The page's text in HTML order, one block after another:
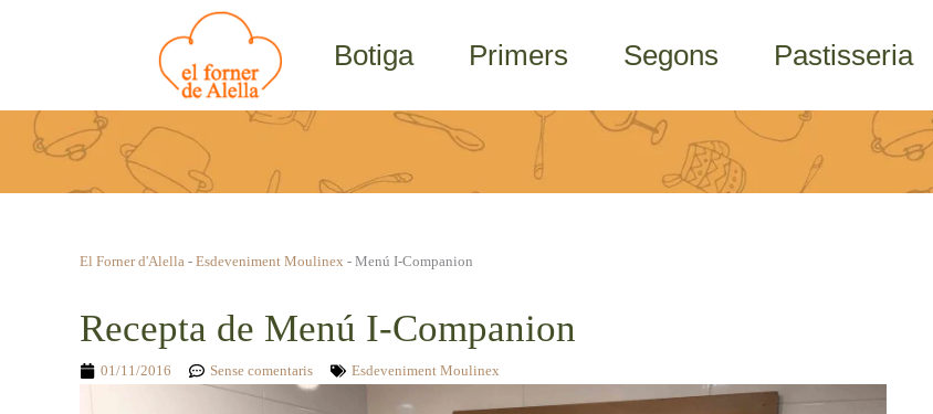
Botiga Primers Segons Pastisseria
El Forner d'Alella - Esdeveniment Moulinex - Menú I-Companion
Recepta de Menú I-Companion
01/11/2016 Sense comentaris Esdeveniment Moulinex